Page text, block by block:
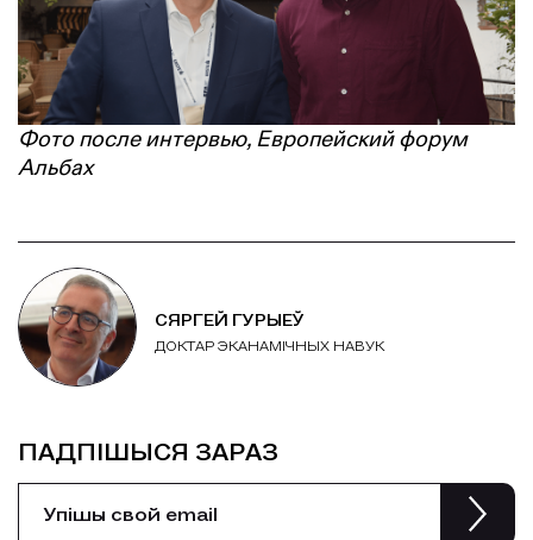
Фото после интервью, Европейский форум
Альбах
СЯРГЕЙ ГУРЫЕЎ
ДОКТАР ЭКАНАМІЧНЫХ НАВУК
ПАДПІШЫСЯ ЗАРАЗ